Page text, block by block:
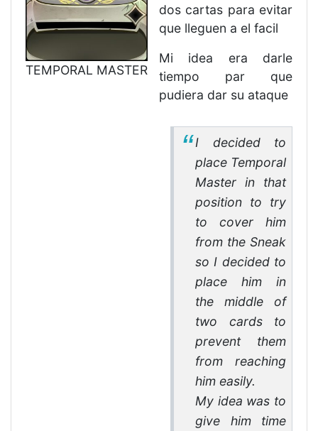
TEMPORAL MASTER
dos cartas para evitar
que lleguen a el facil
Mi idea era darle
tiempo par que
pudiera dar su ataque
I decided to
place Temporal
Master in that
position to try
to cover him
from the Sneak
so I decided to
place him in
the middle of
two cards to
prevent them
from reaching
him easily.
My idea was to
give him time